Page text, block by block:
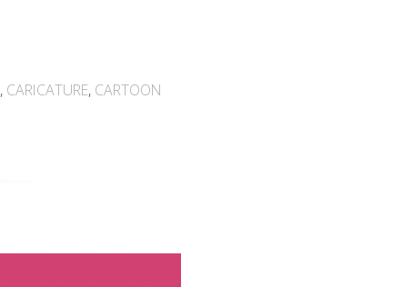
, CARICATURE, CARTOON